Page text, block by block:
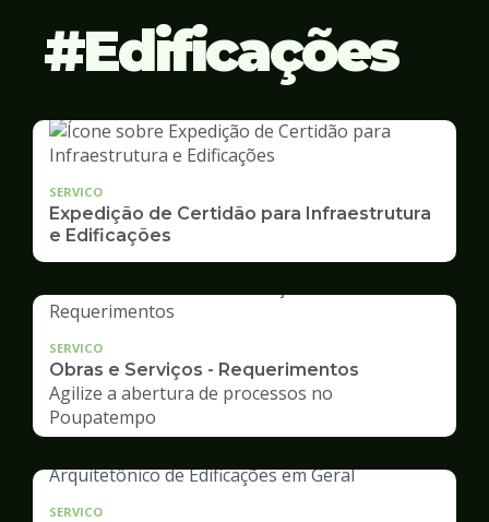
Edificações
SERVICO
Expedição de Certidão para Infraestrutura
e Edificações
SERVICO
Obras e Serviços - Requerimentos
Agilize a abertura de processos no
Poupatempo
SERVICO